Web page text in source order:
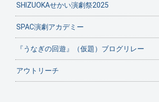
SHIZUOKAせかい演劇祭2025
SPAC演劇アカデミー
『うなぎの回遊』（仮題）ブログリレー
アウトリーチ